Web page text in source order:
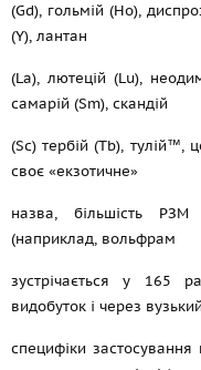
(Gd), гольмій (Ho),
(Y), лантан
(La), лютецій (Lu),
самарій (Sm), скандій
(Sc) тербій (Tb), тулій™,
своє «екзотичне»
назва, більшість
(наприклад, вольфрам
зустрічається у 165
видобуток і через вузький
специфіки